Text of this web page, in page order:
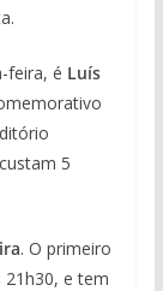
feira, é Luís
5
. O primeiro
e tem